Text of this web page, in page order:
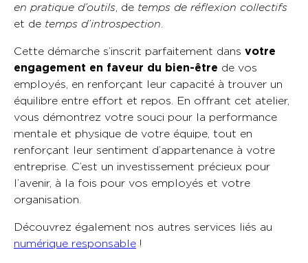
en pratique d’outils, de temps de réflexion collectifs
et de temps d’introspection.
Cette démarche s’inscrit parfaitement dans votre
engagement en faveur du bien-être de vos
employés, en renforçant leur capacité à trouver un
équilibre entre effort et repos. En offrant cet atelier,
vous démontrez votre souci pour la performance
mentale et physique de votre équipe, tout en
renforçant leur sentiment d’appartenance à votre
entreprise. C’est un investissement précieux pour
l’avenir, à la fois pour vos employés et votre
organisation.
Découvrez également nos autres services liés au
numérique responsable !